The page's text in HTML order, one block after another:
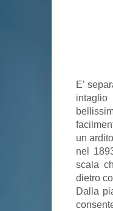
E’
un
nel
scala
dietro
Dalla